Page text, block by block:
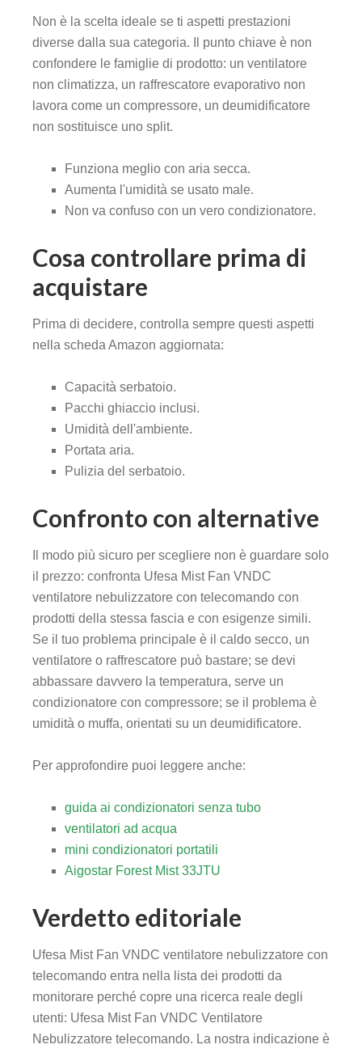
Non è la scelta ideale se ti aspetti prestazioni
diverse dalla sua categoria. Il punto chiave è non
confondere le famiglie di prodotto: un ventilatore
non climatizza, un raffrescatore evaporativo non
lavora come un compressore, un deumidificatore
non sostituisce uno split.
Funziona meglio con aria secca.
Aumenta l'umidità se usato male.
Non va confuso con un vero condizionatore.
Cosa controllare prima di
acquistare
Prima di decidere, controlla sempre questi aspetti
nella scheda Amazon aggiornata:
Capacità serbatoio.
Pacchi ghiaccio inclusi.
Umidità dell'ambiente.
Portata aria.
Pulizia del serbatoio.
Confronto con alternative
Il modo più sicuro per scegliere non è guardare solo
il prezzo: confronta Ufesa Mist Fan VNDC
ventilatore nebulizzatore con telecomando con
prodotti della stessa fascia e con esigenze simili.
Se il tuo problema principale è il caldo secco, un
ventilatore o raffrescatore può bastare; se devi
abbassare davvero la temperatura, serve un
condizionatore con compressore; se il problema è
umidità o muffa, orientati su un deumidificatore.
Per approfondire puoi leggere anche:
guida ai condizionatori senza tubo
ventilatori ad acqua
mini condizionatori portatili
Aigostar Forest Mist 33JTU
Verdetto editoriale
Ufesa Mist Fan VNDC ventilatore nebulizzatore con
telecomando entra nella lista dei prodotti da
monitorare perché copre una ricerca reale degli
utenti: Ufesa Mist Fan VNDC Ventilatore
Nebulizzatore telecomando. La nostra indicazione è